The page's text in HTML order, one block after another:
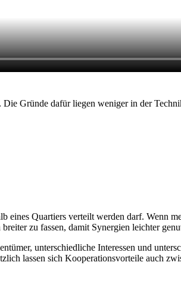
Gründe dafür liegen weniger in der
Quartiers verteilt werden darf. Wenn
zu fassen, damit Synergien leichter
unterschiedliche Interessen und
lassen sich Kooperationsvorteile auch